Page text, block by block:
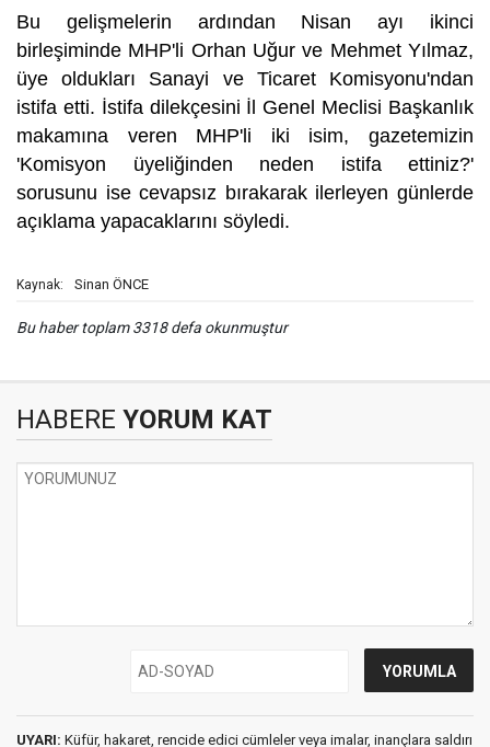
Bu gelişmelerin ardından Nisan ayı ikinci
birleşiminde MHP'li Orhan Uğur ve Mehmet Yılmaz,
üye oldukları Sanayi ve Ticaret Komisyonu'ndan
istifa etti. İstifa dilekçesini İl Genel Meclisi Başkanlık
makamına veren MHP'li iki isim, gazetemizin
'Komisyon üyeliğinden neden istifa ettiniz?'
sorusunu ise cevapsız bırakarak ilerleyen günlerde
açıklama yapacaklarını söyledi.
Kaynak: Sinan ÖNCE
Bu haber toplam 3318 defa okunmuştur
HABERE YORUM KAT
UYARI: Küfür, hakaret, rencide edici cümleler veya imalar, inançlara saldırı